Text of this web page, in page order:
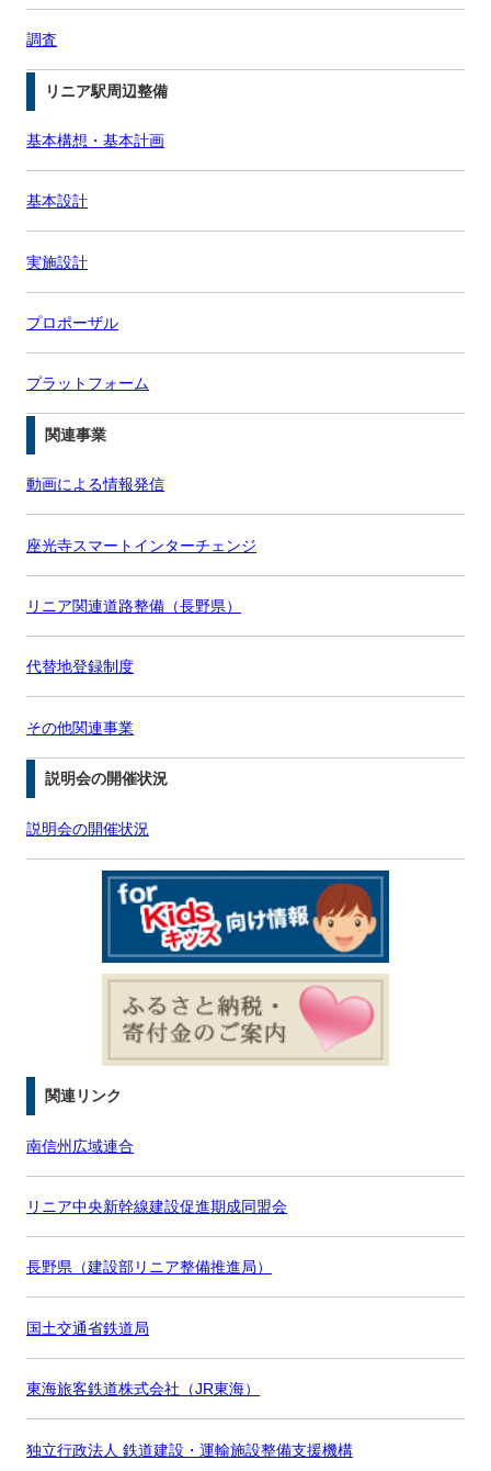
調査
リニア駅周辺整備
基本構想・基本計画
基本設計
実施設計
プロポーザル
プラットフォーム
関連事業
動画による情報発信
座光寺スマートインターチェンジ
リニア関連道路整備（長野県）
代替地登録制度
その他関連事業
説明会の開催状況
説明会の開催状況
関連リンク
南信州広域連合
リニア中央新幹線建設促進期成同盟会
長野県（建設部リニア整備推進局）
国土交通省鉄道局
東海旅客鉄道株式会社（JR東海）
独立行政法人 鉄道建設・運輸施設整備支援機構